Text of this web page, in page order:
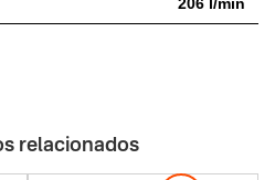
relacionados